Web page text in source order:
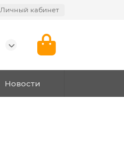
Личный кабинет
Новости